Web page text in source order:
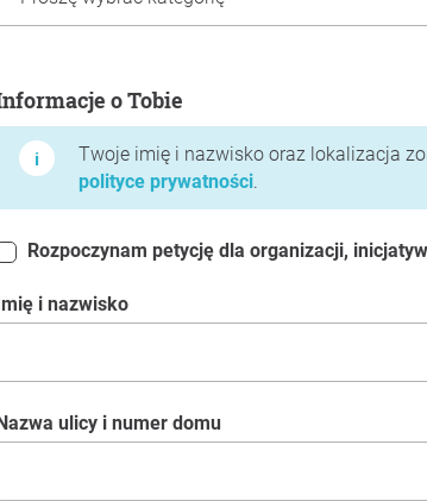
Informacje o Tobie
Twoje imię i nazwisko oraz lokalizacja
polityce prywatności.
Rozpoczynam petycję dla organizacji,
Imię i nazwisko
Nazwa ulicy i numer domu